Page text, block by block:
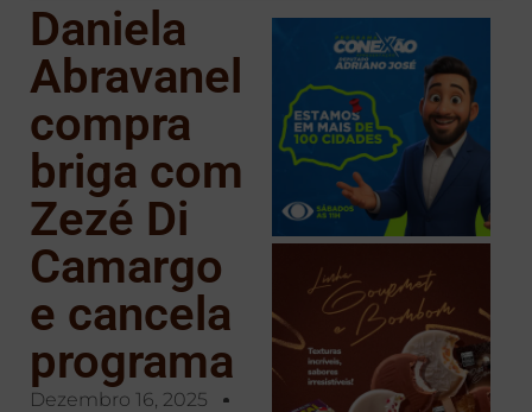
Daniela
Abravanel
compra
briga com
Zezé Di
Camargo
e cancela
programa
Dezembro 16, 2025